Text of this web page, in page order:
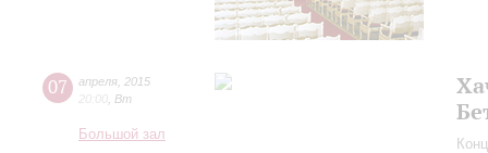
07 апреля 2015
20:00 Вт
Большой зал